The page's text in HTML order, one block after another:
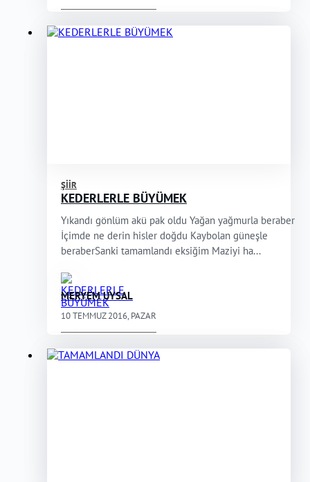
ŞIIR
KEDERLERLE BÜYÜMEK
Yıkandı gönlüm akü pak oldu Yağan yağmurla beraber
İçimde ne derin hisler doğdu Kaybolan güneşle
beraberSanki tamamlandı eksiğim Maziyi ha...
MERYEM UYSAL
10 TEMMUZ 2016, PAZAR